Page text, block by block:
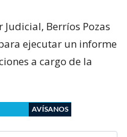
Berríos Pozas
ejecutar un informe
a cargo de la
AVÍSANOS